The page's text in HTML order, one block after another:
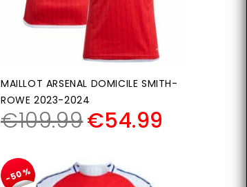
MAILLOT ARSENAL DOMICILE SMITH-
ROWE 2023-2024
€109.99€54.99
-50%